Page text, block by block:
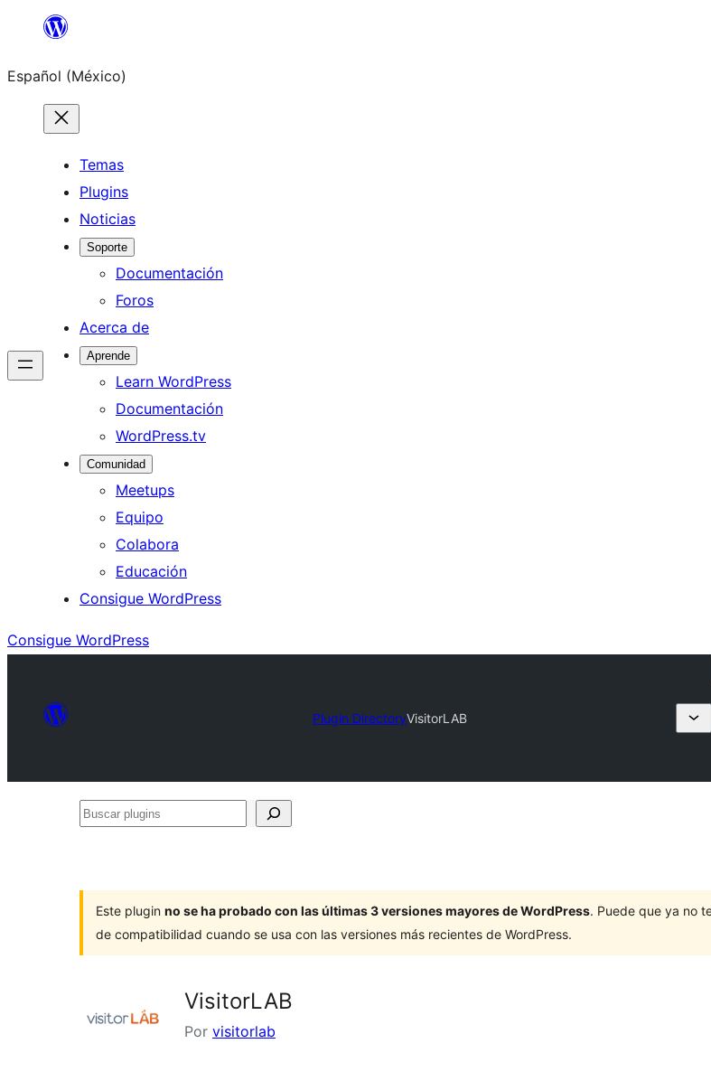
Saltar
contenido
Español (México)
Temas
Plugins
Noticias
Soporte
Documentación
Foros
Acerca de
Aprende
Learn WordPress
Documentación
WordPress.tv
Comunidad
Meetups
Equipo
Colabora
Educación
Consigue WordPress
Consigue WordPress
Plugin DirectoryVisitorLAB
Buscar
Este plugin no se ha probado con las últimas 3 versiones mayores de WordPress. Puede que ya no
de compatibilidad cuando se usa con las versiones más recientes de WordPress.
VisitorLAB
Por visitorlab